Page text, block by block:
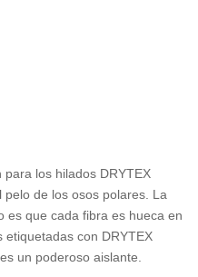
los hilados DRYTEX
de los osos polares. La
es que cada fibra es hueca en
con DRYTEX
un poderoso aislante.